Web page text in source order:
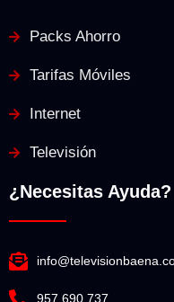
Packs Ahorro
Tarifas Móviles
Internet
Televisión
¿Necesitas Ayuda?
957 690 737